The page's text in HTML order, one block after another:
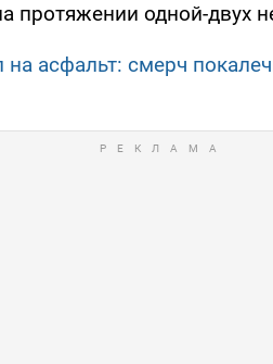
протяжении одной-двух
асфальт: смерч